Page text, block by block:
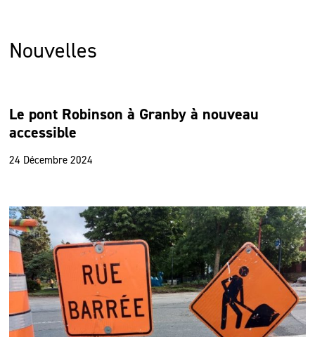
Nouvelles
Le pont Robinson à Granby à nouveau
accessible
24 Décembre 2024